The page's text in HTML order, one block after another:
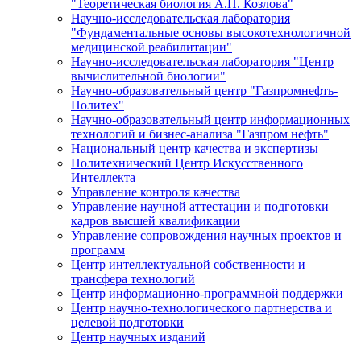
"Теоретическая биология А.П. Козлова"
Научно-исследовательская лаборатория
"Фундаментальные основы высокотехнологичной
медицинской реабилитации"
Научно-исследовательская лаборатория "Центр
вычислительной биологии"
Научно-образовательный центр "Газпромнефть-
Политех"
Научно-образовательный центр информационных
технологий и бизнес-анализа "Газпром нефть"
Национальный центр качества и экспертизы
Политехнический Центр Искусственного
Интеллекта
Управление контроля качества
Управление научной аттестации и подготовки
кадров высшей квалификации
Управление сопровождения научных проектов и
программ
Центр интеллектуальной собственности и
трансфера технологий
Центр информационно-программной поддержки
Центр научно-технологического партнерства и
целевой подготовки
Центр научных изданий